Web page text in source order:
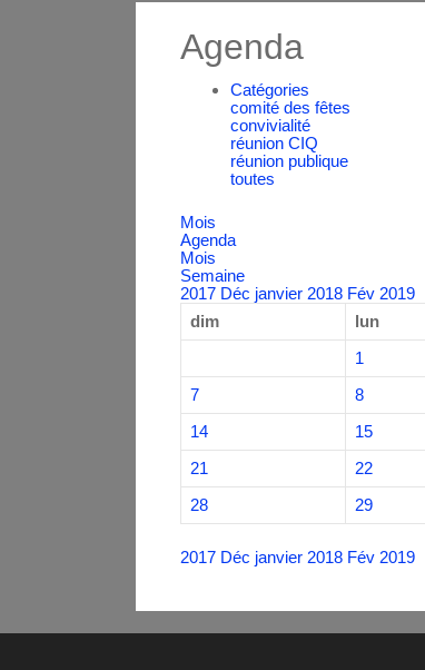
Agenda
Catégories
comité des fêtes
convivialité
réunion CIQ
réunion publique
toutes
Mois
Agenda
Mois
Semaine
2017 Déc janvier 2018 Fév 2019
dim
lun
1
7
8
14
15
21
22
28
29
2017 Déc janvier 2018 Fév 2019